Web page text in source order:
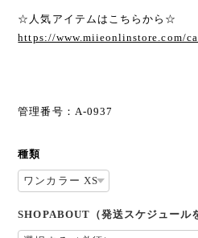
☆人気アイテムはこちらから☆
https://www.miieonlinstore.com/
管理番号：A-0937
種類
SHOPABOUT（発送スケジュール